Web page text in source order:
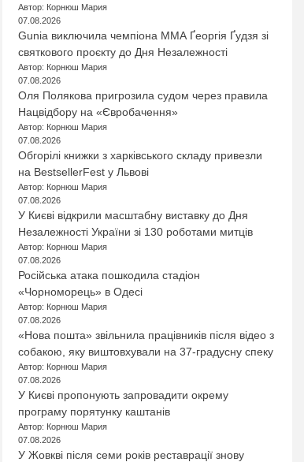
Автор: Корнюш Мария
07.08.2026
Gunia виключила чемпіона ММА Ґеоргія Ґудзя зі
святкового проєкту до Дня Незалежності
Автор: Корнюш Мария
07.08.2026
Оля Полякова пригрозила судом через правила
Нацвідбору на «Євробачення»
Автор: Корнюш Мария
07.08.2026
Обгорілі книжки з харківського складу привезли
на BestsellerFest у Львові
Автор: Корнюш Мария
07.08.2026
У Києві відкрили масштабну виставку до Дня
Незалежності України зі 130 роботами митців
Автор: Корнюш Мария
07.08.2026
Російська атака пошкодила стадіон
«Чорноморець» в Одесі
Автор: Корнюш Мария
07.08.2026
«Нова пошта» звільнила працівників після відео з
собакою, яку виштовхували на 37-градусну спеку
Автор: Корнюш Мария
07.08.2026
У Києві пропонують запровадити окрему
програму порятунку каштанів
Автор: Корнюш Мария
07.08.2026
У Жовкві після семи років реставрації знову